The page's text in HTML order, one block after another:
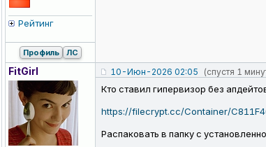
Рейтинг
Профиль ЛС
FitGirl 10-Июн-2026 02:05 (спустя 1
Кто ставил гипервизор без
https://filecrypt.cc/Container/
Распаковать в папку с